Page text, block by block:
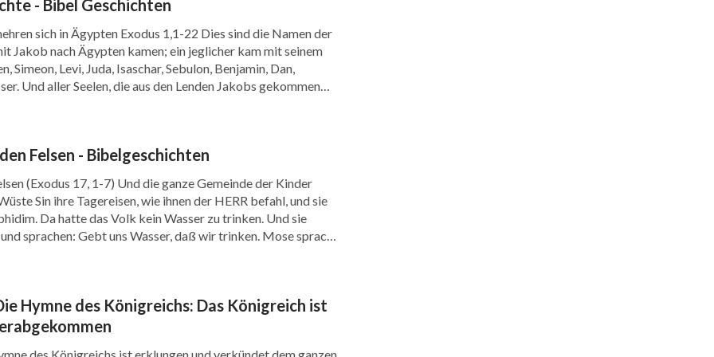
denn er sprach: Ich bin ein Fremdling
starb der König in Ägypten. Und die
und ihr Schreien über ihre Arbeit kam
an seinen Bund mit Abraham, Isaak
an.
- Bibel Geschichten
sich in Ägypten Exodus 1,1-22 Dies sind die Namen der
Jakob nach Ägypten kamen; ein jeglicher kam mit seinem
Simeon, Levi, Juda, Isaschar, Sebulon, Benjamin, Dan,
Und aller Seelen, die aus den Lenden Jakobs gekommen
Felsen - Bibelgeschichten
(Exodus 17, 1-7) Und die ganze Gemeinde der Kinder
Sin ihre Tagereisen, wie ihnen der HERR befahl, und sie
Da hatte das Volk kein Wasser zu trinken. Und sie
sprachen: Gebt uns Wasser, daß wir trinken. Mose sprach
Hymne des Königreichs: Das Königreich ist
des Königreichs ist erklungen und verkündet dem ganzen